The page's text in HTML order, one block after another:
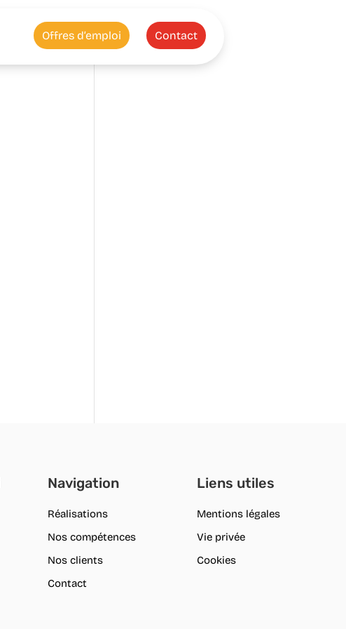
Offres d’emploi Contact
Navigation
Réalisations
Nos compétences
Nos clients
Contact
Liens utiles
Mentions légales
Vie privée
Cookies